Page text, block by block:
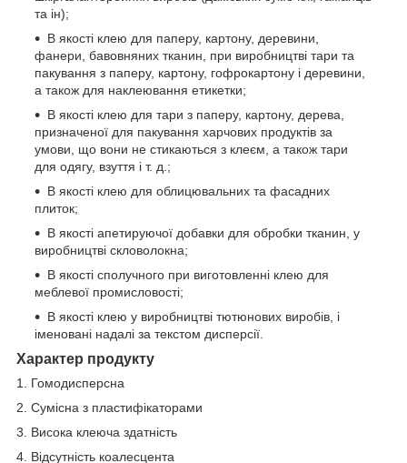
та ін);
В якості клею для паперу, картону, деревини,
фанери, бавовняних тканин, при виробництві тари та
пакування з паперу, картону, гофрокартону і деревини,
а також для наклеювання етикетки;
В якості клею для тари з паперу, картону, дерева,
призначеної для пакування харчових продуктів за
умови, що вони не стикаються з клеєм, а також тари
для одягу, взуття і т. д.;
В якості клею для облицювальних та фасадних
плиток;
В якості апетируючої добавки для обробки тканин, у
виробництві скловолокна;
В якості сполучного при виготовленні клею для
меблевої промисловості;
В якості клею у виробництві тютюнових виробів, і
іменовані надалі за текстом дисперсії.
Характер продукту
1. Гомодисперсна
2. Сумісна з пластифікаторами
3. Висока клеюча здатність
4. Відсутність коалесцента